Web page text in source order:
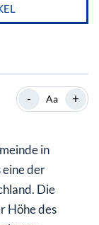
- Aa +
in
der
Die
Höhe des